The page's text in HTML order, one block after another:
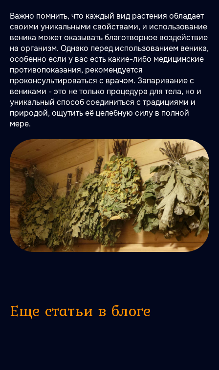
Важно помнить, что каждый вид растения обладает
своими уникальными свойствами, и использование
веника может оказывать благотворное воздействие
на организм. Однако перед использованием веника,
особенно если у вас есть какие-либо медицинские
противопоказания, рекомендуется
проконсультироваться с врачом. Запаривание с
вениками - это не только процедура для тела, но и
уникальный способ соединиться с традициями и
природой, ощутить её целебную силу в полной
мере.
Еще статьи в блоге